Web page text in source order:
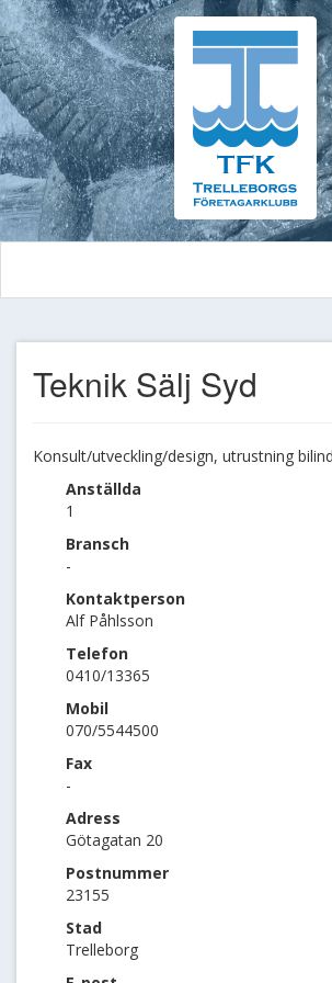
Teknik Sälj Syd
Konsult/utveckling/design, utrustning
Anställda
1
Bransch
-
Kontaktperson
Alf Påhlsson
Telefon
0410/13365
Mobil
070/5544500
Fax
-
Adress
Götagatan 20
Postnummer
23155
Stad
Trelleborg